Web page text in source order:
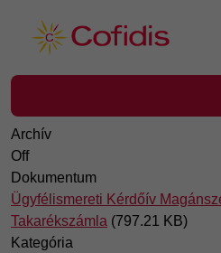
Archív
Off
Dokumentum
Ügyfélismereti Kérdőív
Takarékszámla (797.21 KB)
Kategória